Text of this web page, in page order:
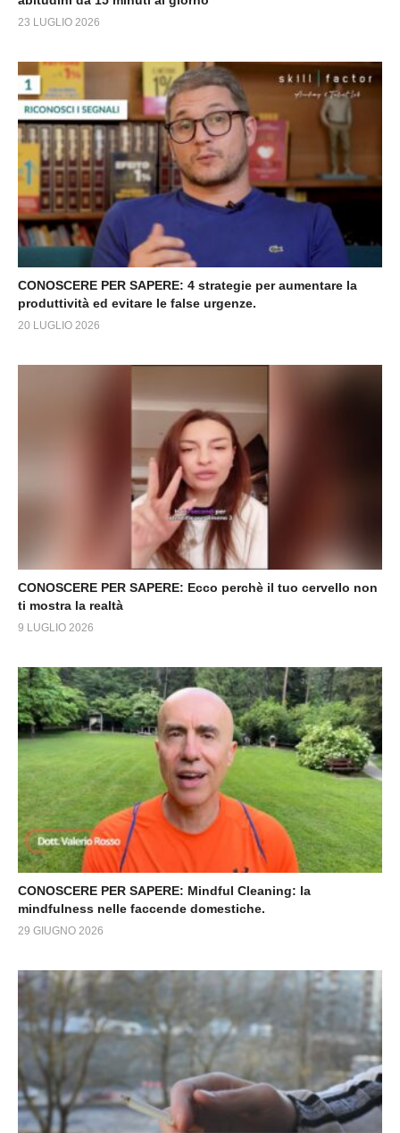
23 LUGLIO 2026
CONOSCERE PER SAPERE: 4 strategie per aumentare la
produttività ed evitare le false urgenze.
20 LUGLIO 2026
CONOSCERE PER SAPERE: Ecco perchè il tuo cervello non
ti mostra la realtà
9 LUGLIO 2026
CONOSCERE PER SAPERE: Mindful Cleaning: la
mindfulness nelle faccende domestiche.
29 GIUGNO 2026